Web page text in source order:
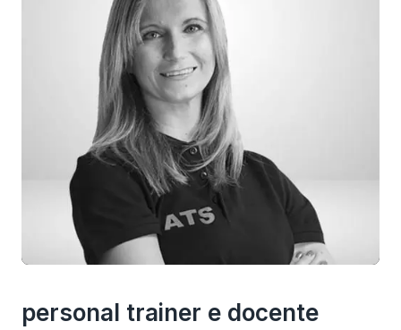
personal trainer e docente